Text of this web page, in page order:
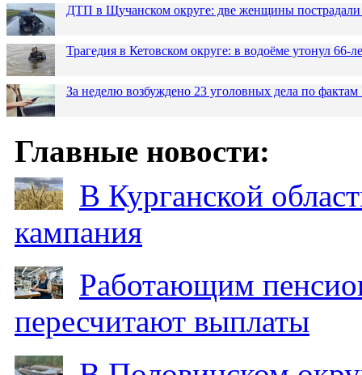
ДТП в Щучанском округе: две женщины пострадали
Трагедия в Кетовском округе: в водоёме утонул 66-
За неделю возбуждено 23 уголовных дела по
Главные новости:
В Курганской
кампания
Работающим
пересчитают выплаты